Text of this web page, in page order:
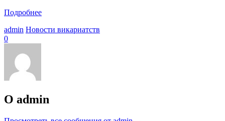
Подробнее
admin Новости викариатств
0
О admin